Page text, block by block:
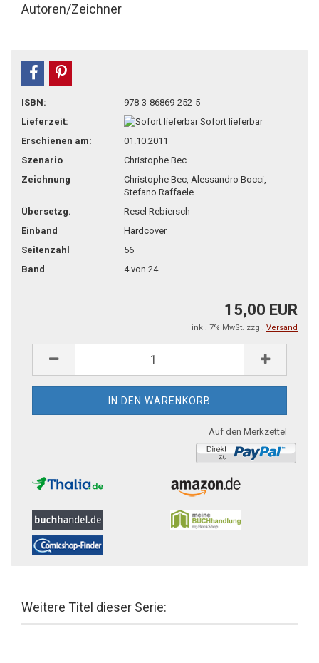
Autoren/Zeichner
teilen
ISBN:
978-3-86869-252-5
Lieferzeit:
Sofort lieferbar
Erschienen am:
01.10.2011
Szenario
Christophe Bec
Zeichnung
Christophe Bec, Alessandro Bocci,
Stefano Raffaele
Übersetzg.
Resel Rebiersch
Einband
Hardcover
Seitenzahl
56
Band
4 von 24
15,00 EUR
inkl. 7% MwSt. zzgl. Versand
Auf den Merkzettel
Weitere Titel dieser Serie: